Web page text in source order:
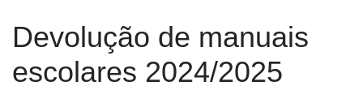
Devolução de manuais
escolares 2024/2025